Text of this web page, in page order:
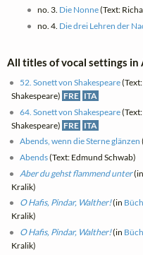
no. 3. Die Nonne(Text:
no. 4. Die drei Lehren der
All titles of vocal settings in
52. Sonett von Shakespeare
Shakespeare) FRE ITA
64. Sonett von Shakespeare
Shakespeare) FRE ITA
Abends, wenn die Sterne glänzen
Abends(Text: Edmund Schwab)
Aber du gehst flammend unter(in
Kralik)
O Hafis, Pindar, Walther!(in
Kralik)
O Hafis, Pindar, Walther!(in
Kralik)